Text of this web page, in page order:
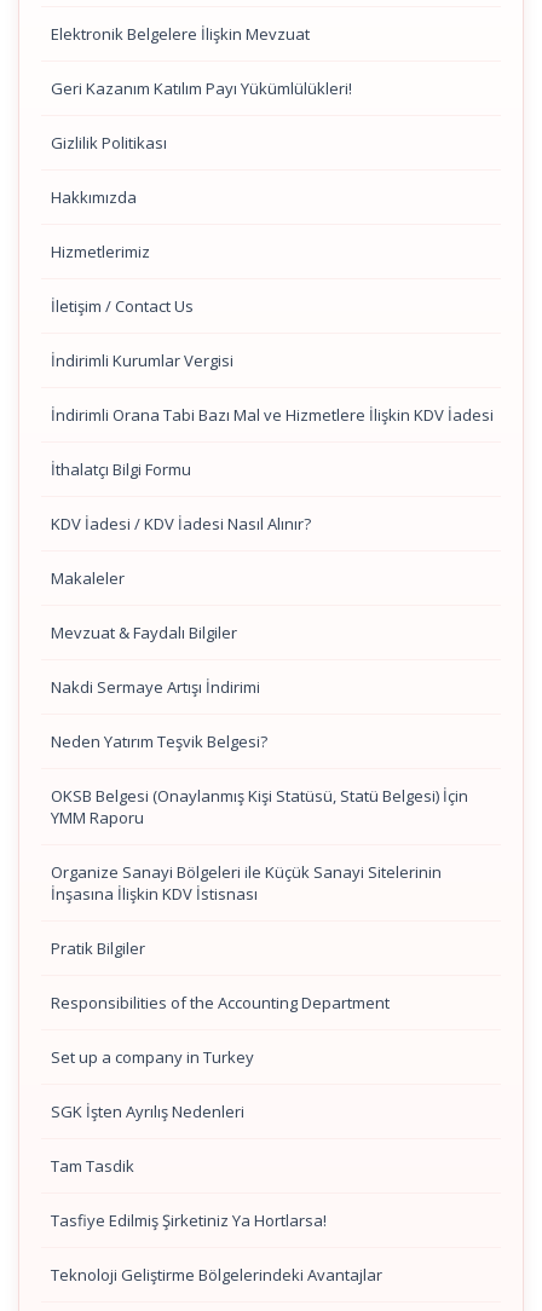
Elektronik Belgelere İlişkin Mevzuat
Geri Kazanım Katılım Payı Yükümlülükleri!
Gizlilik Politikası
Hakkımızda
Hizmetlerimiz
İletişim / Contact Us
İndirimli Kurumlar Vergisi
İndirimli Orana Tabi Bazı Mal ve Hizmetlere İlişkin KDV İadesi
İthalatçı Bilgi Formu
KDV İadesi / KDV İadesi Nasıl Alınır?
Makaleler
Mevzuat & Faydalı Bilgiler
Nakdi Sermaye Artışı İndirimi
Neden Yatırım Teşvik Belgesi?
OKSB Belgesi (Onaylanmış Kişi Statüsü, Statü Belgesi) İçin
YMM Raporu
Organize Sanayi Bölgeleri ile Küçük Sanayi Sitelerinin
İnşasına İlişkin KDV İstisnası
Pratik Bilgiler
Responsibilities of the Accounting Department
Set up a company in Turkey
SGK İşten Ayrılış Nedenleri
Tam Tasdik
Tasfiye Edilmiş Şirketiniz Ya Hortlarsa!
Teknoloji Geliştirme Bölgelerindeki Avantajlar